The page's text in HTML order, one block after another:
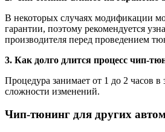
В некоторых случаях модификации
гарантии, поэтому рекомендуется
производителя перед проведением
3. Как долго длится процесс чип-
Процедура занимает от 1 до 2 часов в
сложности изменений.
Чип-тюнинг для других